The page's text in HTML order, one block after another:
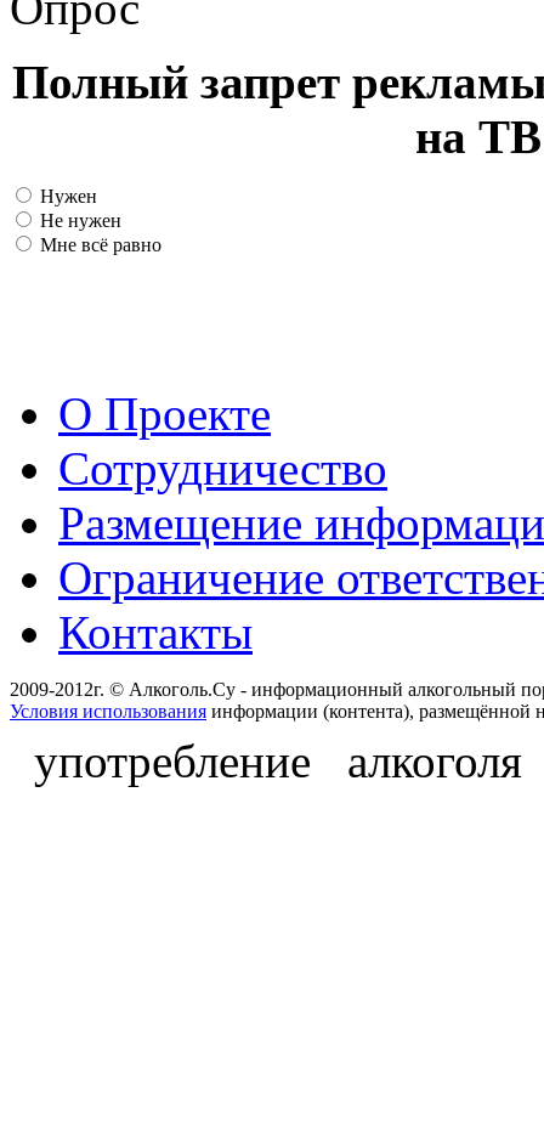
Полный запрет
на ТВ
Нужен
Не нужен
Мне всё равно
О Проекте
Сотрудничество
Размещение
Ограничение
Контакты
2009-2012г. © Алкоголь.Су - информационный алкогольный
Условия использования информации (контента), размещённой
употребление